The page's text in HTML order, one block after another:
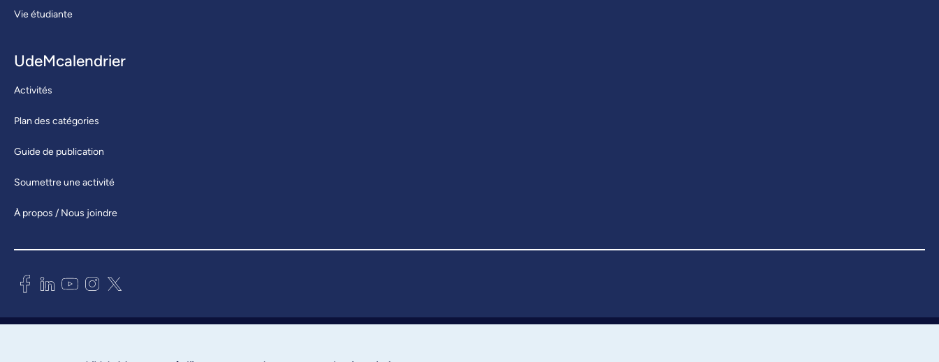
Vie étudiante
UdeMcalendrier
Activités
Plan des catégories
Guide de publication
Soumettre une activité
À propos / Nous joindre
Bureau des communications et